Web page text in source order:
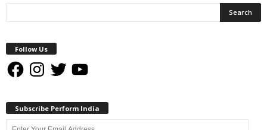
Follow Us
FacebookInstagram
Twitter YouTube
Subscribe Perform India
Enter